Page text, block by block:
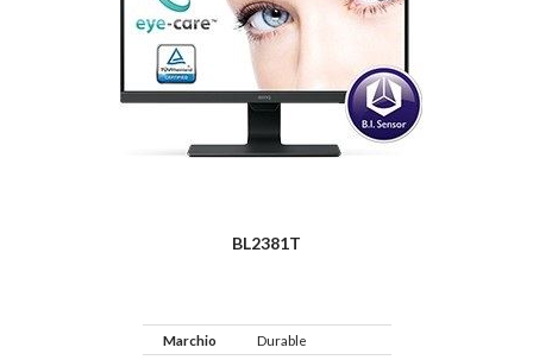
BL2381T
Marchio
Durable